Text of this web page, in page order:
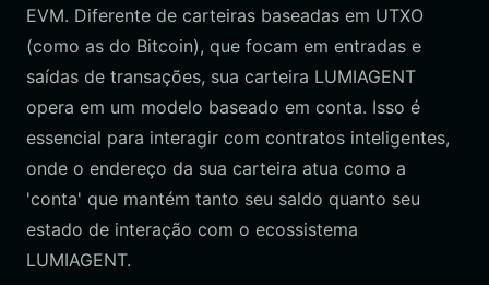
EVM. Diferente de carteiras baseadas em UTXO
(como as do Bitcoin), que focam em entradas e
saídas de transações, sua carteira LUMIAGENT
opera em um modelo baseado em conta. Isso é
essencial para interagir com contratos inteligentes,
onde o endereço da sua carteira atua como a
'conta' que mantém tanto seu saldo quanto seu
estado de interação com o ecossistema
LUMIAGENT.